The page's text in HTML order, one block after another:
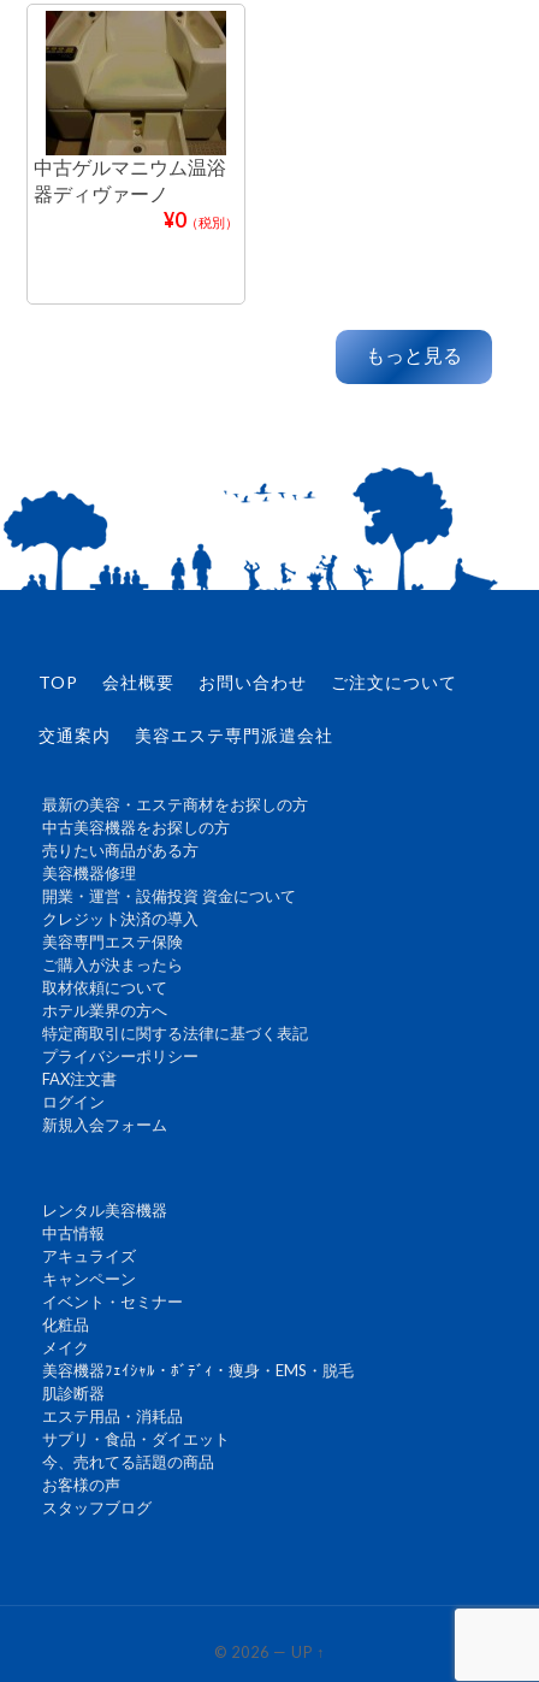
中古ゲルマニウム温浴
器ディヴァーノ
¥0（税別）
もっと見る
TOP 会社概要 お問い合わせ ご注文について
交通案内 美容エステ専門派遣会社
最新の美容・エステ商材をお探しの方
中古美容機器をお探しの方
売りたい商品がある方
美容機器修理
開業・運営・設備投資 資金について
クレジット決済の導入
美容専門エステ保険
ご購入が決まったら
取材依頼について
ホテル業界の方へ
特定商取引に関する法律に基づく表記
プライバシーポリシー
FAX注文書
ログイン
新規入会フォーム
レンタル美容機器
中古情報
アキュライズ
キャンペーン
イベント・セミナー
化粧品
メイク
美容機器ﾌｪｲｼｬﾙ・ﾎﾞﾃﾞｨ・痩身・EMS・脱毛
肌診断器
エステ用品・消耗品
サプリ・食品・ダイエット
今、売れてる話題の商品
お客様の声
スタッフブログ
© 2026 — UP ↑